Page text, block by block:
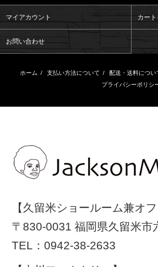
マイアカウント カー
お問い合わせ
ホーム / 支払い方法について / 配送・送料につい
プライバシーポリシ
【久留米ショールーム兼オフ
〒830-0031 福岡県久留米市
TEL： 0942-38-2633